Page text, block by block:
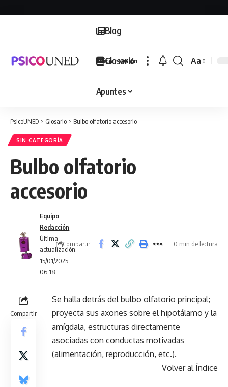
Blog
Glosario
Apuntes
Iniciar sesión
Font
Aa
PsicoUNED > Glosario > Bulbo olfatorio accesorio
SIN CATEGORÍA
Bulbo olfatorio
accesorio
Última
actualización:
15/01/2025
06:18
Equipo
Redacción
Compartir 0 min de lectura
Compartir
Se halla detrás del bulbo olfatorio principal;
proyecta sus axones sobre el hipotálamo y la
amígdala, estructuras directamente
asociadas con conductas motivadas
(alimentación, reproducción, etc.).
Volver al Índice